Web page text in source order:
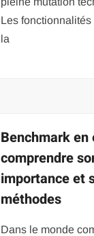
Les fonctionnalités
la
Benchmark
comprendre
importance et
méthodes
Dans le monde